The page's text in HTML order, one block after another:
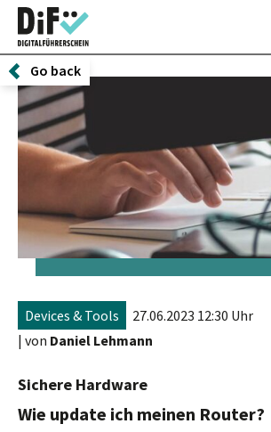
Go back
Devices & Tools
27.06.2023 12:30 Uhr
| von Daniel Lehmann
Sichere Hardware
Wie update ich meinen Router?